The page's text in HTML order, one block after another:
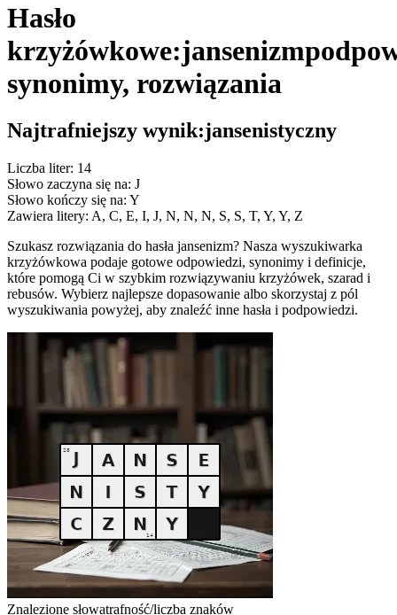
Hasło
krzyżówkowe:jansenizm
synonimy, rozwiązania
Najtrafniejszy wynik:jansenistyczny
Liczba liter: 14
Słowo zaczyna się na: J
Słowo kończy się na: Y
Zawiera litery: A, C, E, I, J, N, N, N, S, S, T, Y, Y, Z
Szukasz rozwiązania do hasła jansenizm? Nasza wyszukiwarka
krzyżówkowa podaje gotowe odpowiedzi, synonimy i definicje,
które pomogą Ci w szybkim rozwiązywaniu krzyżówek, szarad i
rebusów. Wybierz najlepsze dopasowanie albo skorzystaj z pól
wyszukiwania powyżej, aby znaleźć inne hasła i podpowiedzi.
Znalezione słowatrafność/liczba znaków